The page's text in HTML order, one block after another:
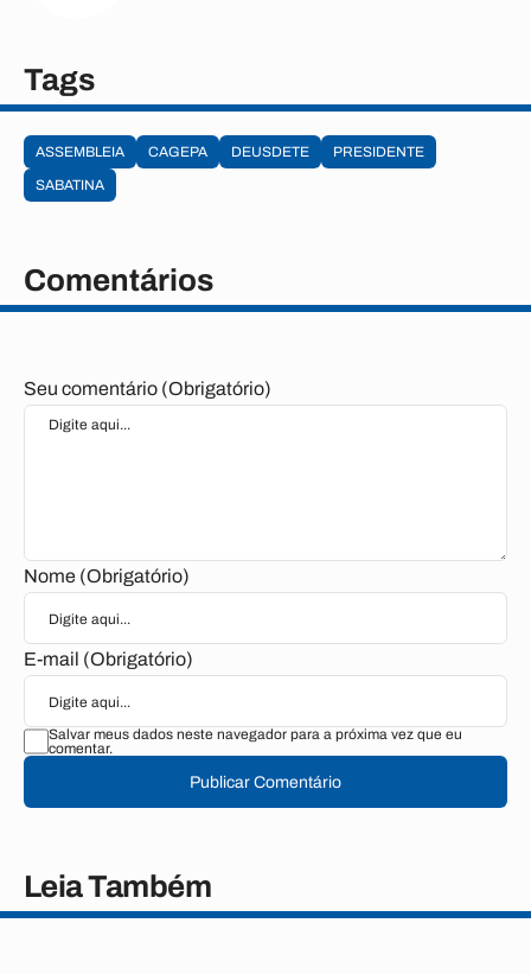
Tags
ASSEMBLEIA CAGEPA DEUSDETE
PRESIDENTE
SABATINA
Comentários
Seu comentário (Obrigatório)
Nome (Obrigatório)
E-mail (Obrigatório)
Salvar meus dados neste navegador para a próxima vez que eu
comentar.
Publicar Comentário
Leia Também